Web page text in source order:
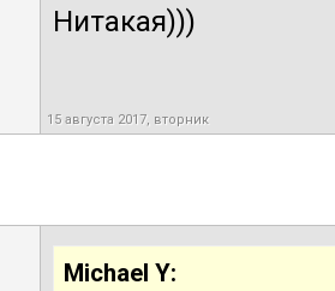
Нитакая)))
15 августа 2017, вторник
Michael Y: